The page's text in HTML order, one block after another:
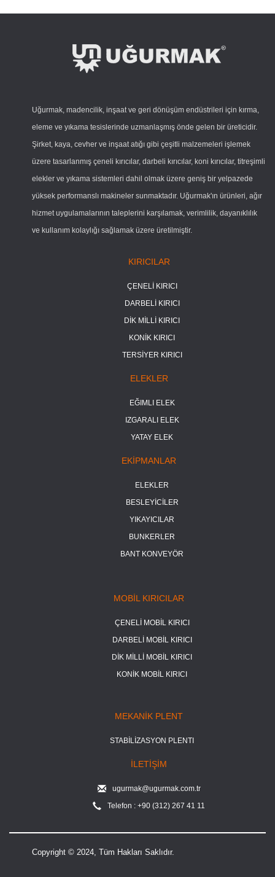
Uğurmak, madencilik, inşaat ve geri dönüşüm endüstrileri için kırma,
eleme ve yıkama tesislerinde uzmanlaşmış önde gelen bir üreticidir.
Şirket, kaya, cevher ve inşaat atığı gibi çeşitli malzemeleri işlemek
üzere tasarlanmış çeneli kırıcılar, darbeli kırıcılar, koni kırıcılar, titreşimli
elekler ve yıkama sistemleri dahil olmak üzere geniş bir yelpazede
yüksek performanslı makineler sunmaktadır. Uğurmak'ın ürünleri, ağır
hizmet uygulamalarının taleplerini karşılamak, verimlilik, dayanıklılık
ve kullanım kolaylığı sağlamak üzere üretilmiştir.
KIRICILAR
ÇENELİ KIRICI
DARBELİ KIRICI
DİK MİLLİ KIRICI
KONİK KIRICI
TERSİYER KIRICI
ELEKLER
EĞIMLI ELEK
IZGARALI ELEK
YATAY ELEK
EKİPMANLAR
ELEKLER
BESLEYİCİLER
YIKAYICILAR
BUNKERLER
BANT KONVEYÖR
MOBİL KIRICILAR
ÇENELİ MOBİL KIRICI
DARBELİ MOBİL KIRICI
DİK MİLLİ MOBİL KIRICI
KONİK MOBİL KIRICI
MEKANİK PLENT
STABİLİZASYON PLENTI
İLETİŞİM
ugurmak@ugurmak.com.tr
Telefon : +90 (312) 267 41 11
Copyright © 2024, Tüm Hakları Saklıdır.